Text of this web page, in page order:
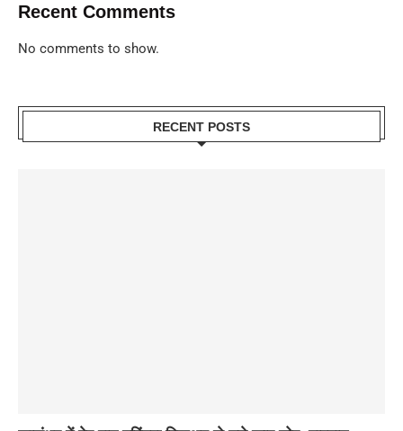
Recent Comments
No comments to show.
RECENT POSTS